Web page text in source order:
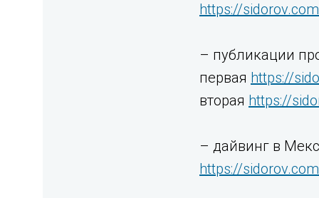
https://
– публикации
первая https://
вторая https://
– дайвинг в
https://